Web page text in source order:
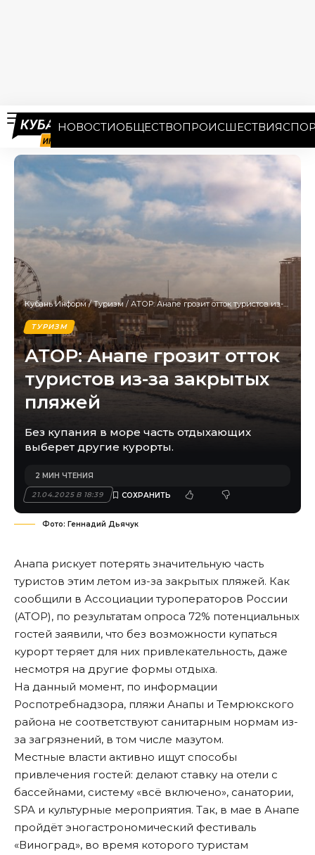
НОВОСТИОБЩЕСТВОПРОИСШЕСТВИЯ
Кубань Информ/Туризм / АТОР: Анапе грозит отток туристов из-за закрытых пляжей
ТУРИЗМ
АТОР: Анапе грозит отток
туристов из-за закрытых
пляжей
Без купания в море часть отдыхающих
выберет другие курорты.
21.04.2025 В 18:39
2 МИН ЧТЕНИЯ
Фото: Геннадий Дьячук
Анапа рискует потерять значительную часть
туристов этим летом из-за закрытых пляжей. Как
сообщили в Ассоциации туроператоров России
(АТОР), по результатам опроса 72% потенциальных
гостей заявили, что без возможности купаться
курорт теряет для них привлекательность, даже
несмотря на другие формы отдыха.
На данный момент, по информации
Роспотребнадзора, пляжи Анапы и Темрюкского
района не соответствуют санитарным нормам из-
за загрязнений, в том числе мазутом.
Местные власти активно ищут способы
привлечения гостей: делают ставку на отели с
бассейнами, систему «всё включено», санатории,
SPA и культурные мероприятия. Так, в мае в Анапе
пройдёт эногастрономический фестиваль
«Виноград», во время которого туристам